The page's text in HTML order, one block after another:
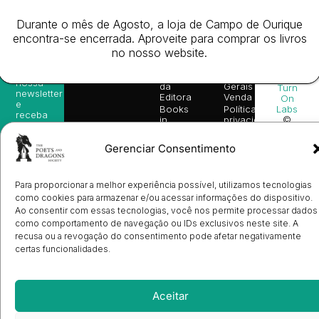
Gerenciar Consentimento
Para proporcionar a melhor experiência possível, utilizamos tecnologias
como cookies para armazenar e/ou acessar informações do dispositivo.
Ao consentir com essas tecnologias, você nos permite processar dados
como comportamento de navegação ou IDs exclusivos neste site. A
recusa ou a revogação do consentimento pode afetar negativamente
certas funcionalidades.
Aceitar
info@poetsandragons.com
Infantil
Adulto
Bookshop
Acesso
da
Editora
Books
in
Autores
Eventos
Sobre
Nós
Contactos
Envio
de
Manuscritos
Registo
e
Entrada
de
Informação
Gerais de
Venda
Política de
privacidade
Cookies
Reclamações
Eletrónico
nossa
newsletter
e
receba
as
nossas
sugestões
de
sobre
lançamentos,
vantagens
exclusivas
e
avisos
diretamente
Turn
On
Labs
©
Durante o mês de Agosto, a loja de Campo de Ourique
encontra-se encerrada. Aproveite para comprar os livros
no nosso website.